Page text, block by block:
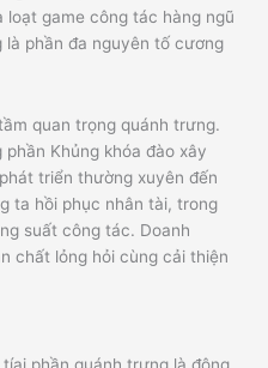
game công tác hàng ngũ
phần đa nguyên tố cương
quan trọng quánh trưng.
Khủng khóa đào xây
triển thường xuyên đến
ta hồi phục nhân tài, trong
suất công tác. Doanh
chất lỏng hỏi cùng cải thiện
phần quánh trưng là động